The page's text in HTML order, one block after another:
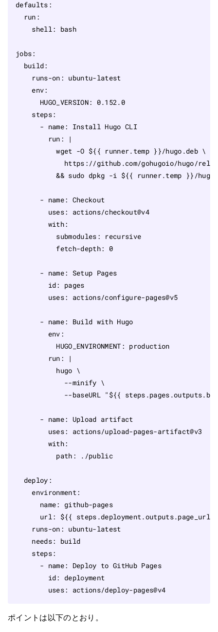
defaults :
run :
shell: bash
jobs:
build:
runs-on : ubuntu-latest
env:
HUGO_VERSION:
0.152.0
steps:
- name:
Install Hugo CLI
run :
|
&& sudo dpkg -i ${{ runner.temp }}/
- name: Checkout
uses:
actions/checkout@v4
with:
submodules :
recursive
fetch-depth: 0
- name:
Setup Pages
id:
pages
uses: actions/configure-pages@v5
- name:
Build with Hugo
env :
HUGO_ENVIRONMENT : production
run :
|
--baseURL "${{
- name:
Upload artifact
uses:
actions/upload-pages-artifact@v3
with:
path : ./public
deploy :
environment:
name:
github-pages
url:
${{ steps.deployment.outputs.page_url
runs-on : ubuntu-latest
needs:
build
steps:
- name:
Deploy to GitHub Pages
id:
deployment
uses: actions/deploy-pages@v4
ポイントは以下のとおり。